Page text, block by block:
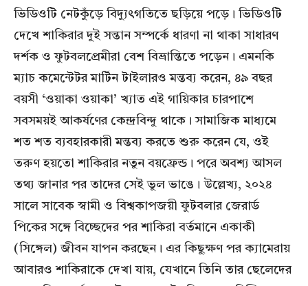
ভিডিওটি নেটকুঁড়ে বিদ্যুৎগতিতে ছড়িয়ে পড়ে। ভিডিওটি
দেখে শাকিরার দুই সন্তান সম্পর্কে ধারণা না থাকা সাধারণ
দর্শক ও ফুটবলপ্রেমীরা বেশ বিভ্রান্তিতে পড়েন। এমনকি
ম্যাচ কমেন্টেটর মার্টিন টাইলারও মন্তব্য করেন, ৪৯ বছর
বয়সী ‘ওয়াকা ওয়াকা’ খ্যাত এই গায়িকার চারপাশে
সবসময়ই আকর্ষণের কেন্দ্রবিন্দু থাকে। সামাজিক মাধ্যমে
শত শত ব্যবহারকারী মন্তব্য করতে শুরু করেন যে, ওই
তরুণ হয়তো শাকিরার নতুন বয়ফ্রেন্ড। পরে অবশ্য আসল
তথ্য জানার পর তাদের সেই ভুল ভাঙে। উল্লেখ্য, ২০২৪
সালে সাবেক স্বামী ও বিশ্বকাপজয়ী ফুটবলার জেরার্ড
পিকের সঙ্গে বিচ্ছেদের পর শাকিরা বর্তমানে একাকী
(সিঙ্গেল) জীবন যাপন করছেন। এর কিছুক্ষণ পর ক্যামেরায়
আবারও শাকিরাকে দেখা যায়, যেখানে তিনি তার ছেলেদের